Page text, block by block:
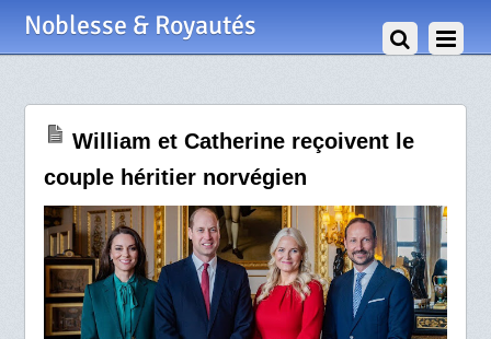
Noblesse & Royautés
William et Catherine reçoivent le
couple héritier norvégien